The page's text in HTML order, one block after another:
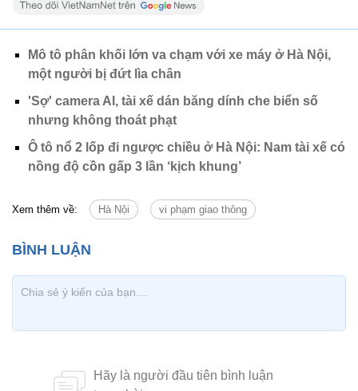
Mô tô phân khối lớn va chạm với xe máy ở Hà Nội,
một người bị đứt lìa chân
'Sợ' camera AI, tài xế dán băng dính che biển số
nhưng không thoát phạt
Ô tô nổ 2 lốp đi ngược chiều ở Hà Nội: Nam tài xế có
nồng độ cồn gấp 3 lần ‘kịch khung’
Xem thêm về: Hà Nội vi phạm giao thông